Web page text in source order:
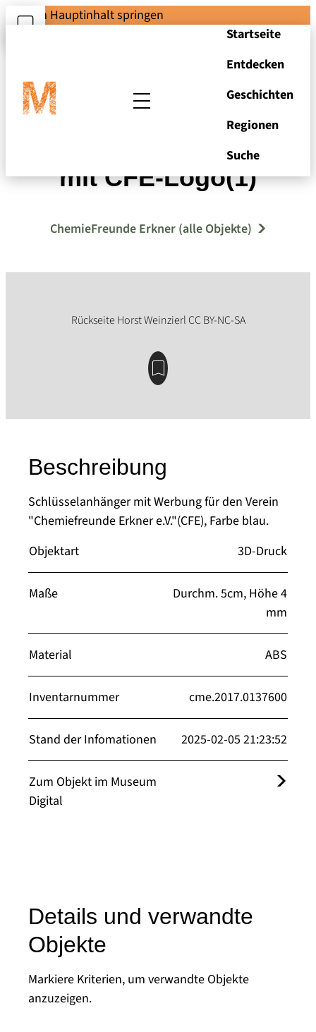
Zum Hauptinhalt springen
Startseite
Entdecken
Geschichten
Regionen
Suche
Schlüsselanhänger
mit CFE-Logo(1)
ChemieFreunde Erkner (alle Objekte)
Beschreibung
Schlüsselanhänger mit Werbung für den Verein
"Chemiefreunde Erkner e.V."(CFE), Farbe blau.
Objektart
3D-Druck
Maße
Durchm. 5cm, Höhe 4
mm
Material ABS
Inventarnummer cme.2017.0137600
Stand der Infomationen 2025-02-05 21:23:52
Zum Objekt im Museum
Digital
Details und verwandte
Objekte
Markiere Kriterien, um verwandte Objekte
anzuzeigen.